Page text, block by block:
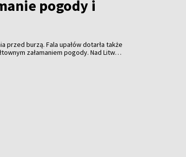
pogody i
przed burzą. Fala upałów dotarła także
załamaniem pogody. Nad Litwą